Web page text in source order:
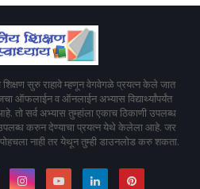
सुरु राहावे म्हणून वेगवेगळे प्रयत्न केले जात
ऑफलाईन व ऑनलाईन अभ्यास विद्यार्थ्यांपर्यंत
तो सर्व अभ्यास तुम्हांला एकाच ठिकाणी उपलब्ध
उपलब्ध करुन देण्याचा प्रयत्न येथे केलेला आहे. जर
नाही तर येथून तुम्ही डाउनलोड करु शकता.